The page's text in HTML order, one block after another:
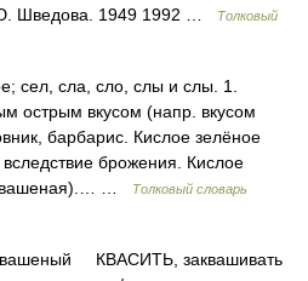
Шведова. 1949 1992 …
Толковый
сла, сло, слы и слы. 1.
острым вкусом (напр. вкусом
барбарис. Кислое зелёное
брожения. Кислое
…
Толковый словарь
КВАСИТЬ, заквашивать